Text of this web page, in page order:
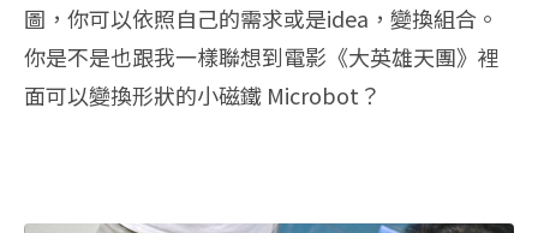
圖，你可以依照自己的需求或是idea，變換組合。
你是不是也跟我一樣聯想到電影《大英雄天團》裡
面可以變換形狀的小磁鐵 Microbot？